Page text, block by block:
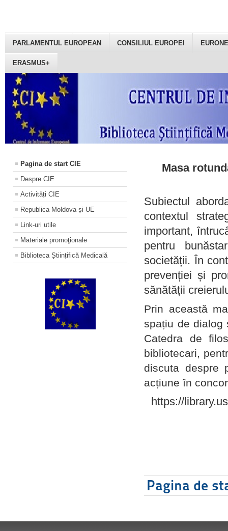
PARLAMENTUL EUROPEAN CONSILIUL EUROPEI
ERASMUS+
Pagina de start CIE
Despre CIE
Activități CIE
Republica Moldova și UE
Link-uri utile
Materiale promoţionale
Biblioteca Științifică Medicală
Masa
Subiectul
contextul
important,
pentru
societății. În
prevenției și
sănătății
Prin această
spațiu de dialog
Catedra de
bibliotecari,
discuta despre
acțiune în
https://
Pagina de